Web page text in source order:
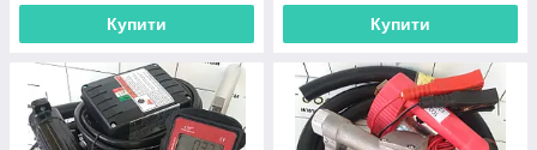
Купити Купити